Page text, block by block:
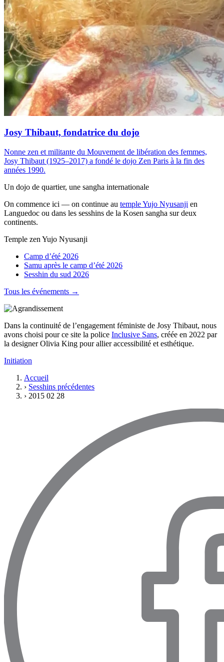
Josy Thibaut, fondatrice du dojo
Nonne zen et militante du Mouvement de libération des femmes,
Josy Thibaut (1925–2017) a fondé le dojo Zen Paris à la fin des
années 1990.
Un dojo de quartier, une sangha internationale
On commence ici — on continue au temple Yujo Nyusanji en
Languedoc ou dans les sesshins de la Kosen sangha sur deux
continents.
Temple zen Yujo Nyusanji
Camp d’été 2026
Samu après le camp d’été 2026
Sesshin du sud 2026
Tous les événements →
Dans la continuité de l’engagement féministe de Josy Thibaut, nous
avons choisi pour ce site la police Inclusive Sans, créée en 2022 par
la designer Olivia King pour allier accessibilité et esthétique.
Initiation
Accueil
› Sesshins précédentes
› 2015 02 28